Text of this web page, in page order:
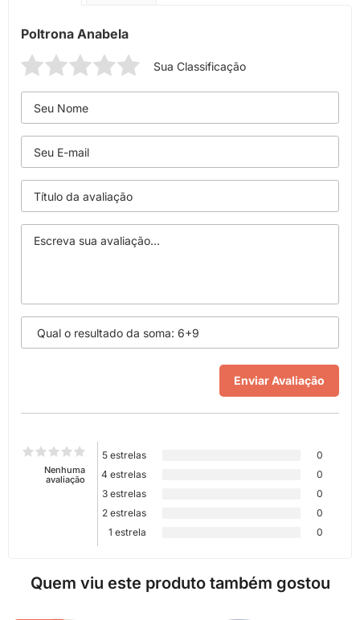
Poltrona Anabela
Sua Classificação
Nenhuma
avaliação
5 estrelas
0
4 estrelas
0
3 estrelas
0
2 estrelas
0
1 estrela
0
Quem viu este produto também gostou